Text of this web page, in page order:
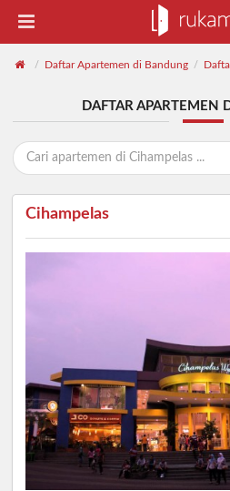
/ Daftar Apartemen di Bandung /
DAFTAR APARTEMEN
Cihampelas